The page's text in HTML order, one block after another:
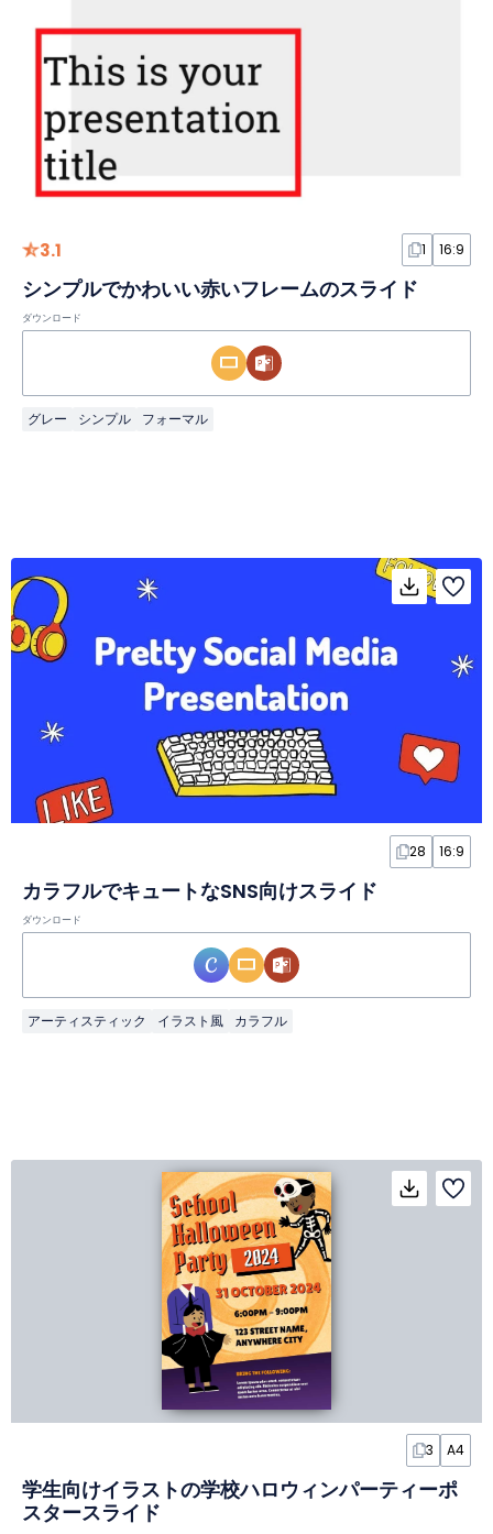
3.1 1 16:9
シンプルでかわいい赤いフレームのスライド
ダウンロード
グレー シンプル フォーマル
28 16:9
カラフルでキュートなSNS向けスライド
ダウンロード
アーティスティック イラスト風 カラフル
3 A4
学生向けイラストの学校ハロウィンパーティーポ
スタースライド